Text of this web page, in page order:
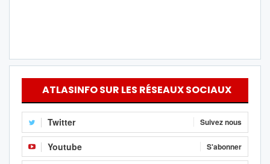
ATLASINFO SUR LES RÉSEAUX SOCIAUX
Twitter Suivez nous
Youtube S'abonner